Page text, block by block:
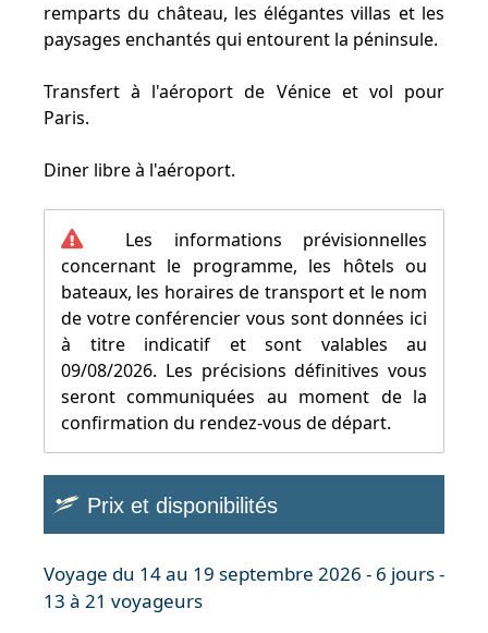
remparts du château, les élégantes villas et les
paysages enchantés qui entourent la péninsule.
Transfert à l'aéroport de Vénice et vol pour
Paris.
Diner libre à l'aéroport.
Les informations prévisionnelles
concernant le programme, les hôtels ou
bateaux, les horaires de transport et le nom
de votre conférencier vous sont données ici
à titre indicatif et sont valables au
09/08/2026. Les précisions définitives vous
seront communiquées au moment de la
confirmation du rendez-vous de départ.
Prix et disponibilités
Voyage du 14 au 19 septembre 2026 - 6 jours -
13 à 21 voyageurs